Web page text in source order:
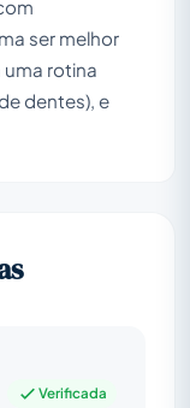
ser melhor
rotina
dentes), e
Verificada